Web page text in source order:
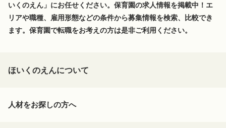
いくのえん」にお任せください。保育園の求人情報を掲載中！エ
リアや職種、雇用形態などの条件から募集情報を検索、比較でき
ます。保育園で転職をお考えの方は是非ご利用ください。
ほいくのえんについて
人材をお探しの方へ